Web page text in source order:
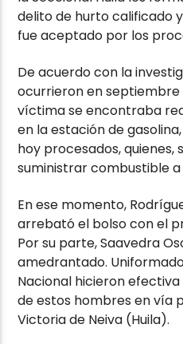
delito de hurto calificado
fue aceptado por los
De acuerdo con la
ocurrieron en septiembre
víctima se encontraba
en la estación de
hoy procesados, quienes,
suministrar combustible
En ese momento,
arrebató el bolso con el
Por su parte, Saavedra
amedrantado.
Nacional hicieron
de estos hombres en vía
Victoria de Neiva (Huila).